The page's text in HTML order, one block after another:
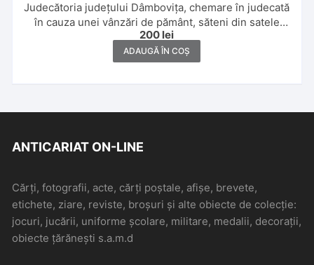
Judecătoria județului Dâmbovița, chemare în judecată
în cauza unei vânzări de pământ, săteni din satele
Frasinu și Gura Foii, 1856, limba română cu alfabet de
tranziție
200 lei
ADAUGĂ ÎN COȘ
ANTICARIAT ON-LINE
Cărți, fotografii, acte, cărți poștale, afișe, brevete,
etichete, ziare, reviste, broșuri și alte obiecte de colecție:
jocuri, jucării, uniforme școlare, militare, medalii, decorații,
obiecte țărănești s.a.m.d